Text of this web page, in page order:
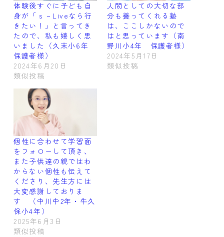
体験後すぐに子ども自
身が「ｓ－Liveなら行
きたい！」と言ってき
たので、私も嬉しく思
いました（久末小6年
保護者様）
2024年6月20日
類似投稿
人間としての大切な部
分も養ってくれる塾
は、ここしかないので
はと思っています（南
野川小4年 保護者様）
2024年5月17日
類似投稿
個性に合わせて学習面
をフォローして頂き、
また子供達の親ではわ
からない個性も伝えて
くださり、先生方には
大変感謝しておりま
す （中川中2年・牛久
保小4年）
2025年6月3日
類似投稿